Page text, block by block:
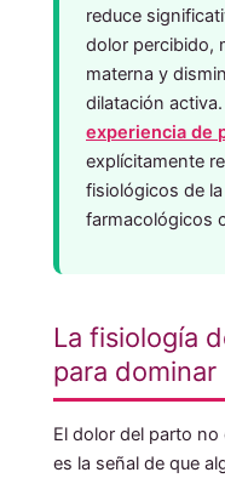
reduce
dolor percibido,
materna y
dilatación activa.
experiencia de
explícitamente
fisiológicos de
farmacológicos
La fisiología
para dominar
El dolor del parto
es la señal de que